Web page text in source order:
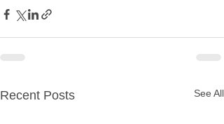
Recent Posts See All